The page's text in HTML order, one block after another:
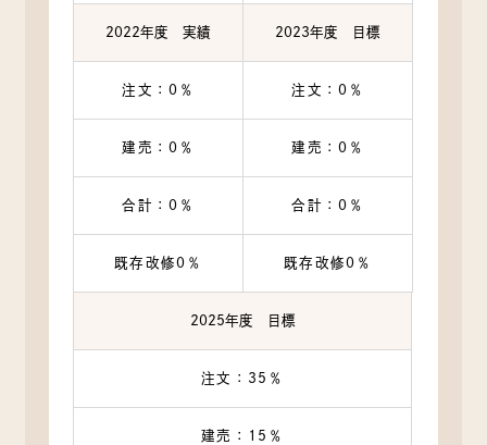
2022年度 実績 2023年度 目標
注文：0％ 注文：0％
建売：0％ 建売：0％
合計：0％ 合計：0％
既存改修0％ 既存改修0％
2025年度 目標
注文：35％
建売：15％